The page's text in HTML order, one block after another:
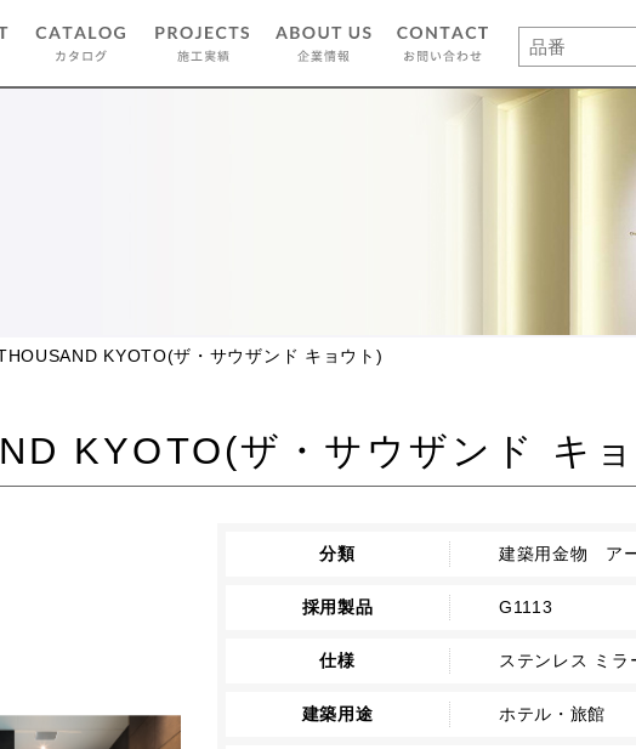
KYOTO(ザ・サウザンド キョウト)
KYOTO(ザ・サウザンド キ
分類 建築用金物 ア
採用製品 G1113
仕様 ステンレス ミラ
建築用途 ホテル・旅館